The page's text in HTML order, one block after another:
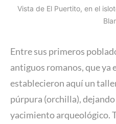
Vista de El Puertito, en el
Entre sus primeros
antiguos romanos, que ya
establecieron aquí un
púrpura (orchilla),
yacimiento arqueológico.